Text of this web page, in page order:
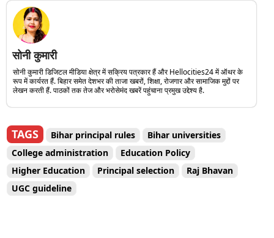
सोनी कुमारी
सोनी कुमारी डिजिटल मीडिया क्षेत्र में सक्रिय पत्रकार हैं और Hellocities24 में ऑथर के
रूप में कार्यरत हैं. बिहार समेत देशभर की ताजा खबरों, शिक्षा, रोजगार और सामाजिक मुद्दों पर
लेखन करती हैं. पाठकों तक तेज और भरोसेमंद खबरें पहुंचाना प्रमुख उद्देश्य है.
TAGS Bihar principal rules
Bihar universities
College administration
Education Policy
Higher Education
Principal selection
Raj Bhavan
UGC guideline